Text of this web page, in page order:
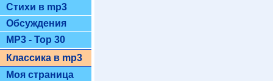
Стихи в mp3
Обсуждения
MP3 - Top 30
Классика в mp3
Моя страница